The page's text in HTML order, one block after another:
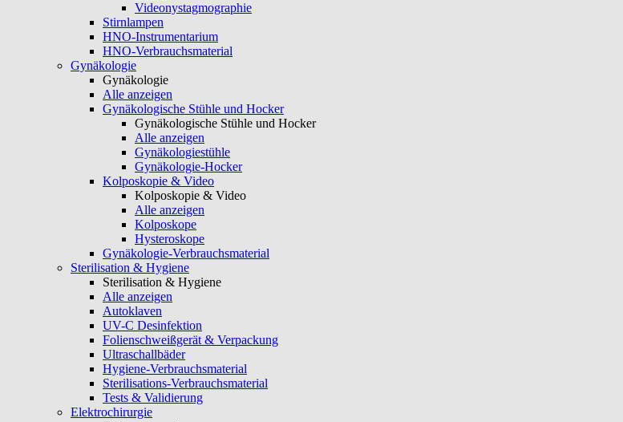
Videonystagmographie
Stirnlampen
HNO-Instrumentarium
HNO-Verbrauchsmaterial
Gynäkologie
Gynäkologie
Alle anzeigen
Gynäkologische Stühle und Hocker
Gynäkologische Stühle und Hocker
Alle anzeigen
Gynäkologiestühle
Gynäkologie-Hocker
Kolposkopie & Video
Kolposkopie & Video
Alle anzeigen
Kolposkope
Hysteroskope
Gynäkologie-Verbrauchsmaterial
Sterilisation & Hygiene
Sterilisation & Hygiene
Alle anzeigen
Autoklaven
UV-C Desinfektion
Folienschweißgerät & Verpackung
Ultraschallbäder
Hygiene-Verbrauchsmaterial
Sterilisations-Verbrauchsmaterial
Tests & Validierung
Elektrochirurgie